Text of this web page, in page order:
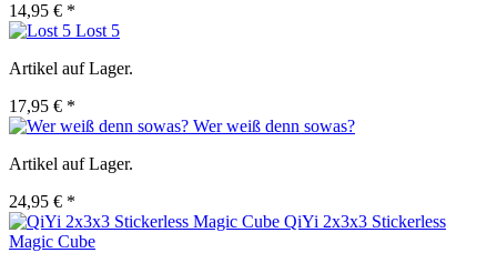
14,95 € *
Lost 5
Artikel auf Lager.
17,95 € *
Wer weiß denn sowas?
Artikel auf Lager.
24,95 € *
QiYi 2x3x3 Stickerless
Magic Cube